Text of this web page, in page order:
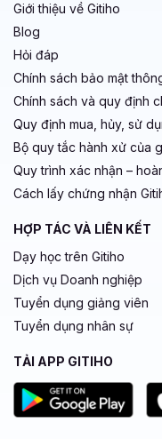
Giới thiệu về Gitiho
Blog
Hỏi đáp
Chính sách bảo mật
Chính sách và quy định
Quy định mua, hủy, sử
Bộ quy tắc hành xử của
Quy trình xác nhận –
Cách lấy chứng nhận
HỢP TÁC VÀ LIÊN KẾT
Dạy học trên Gitiho
Dịch vụ Doanh nghiệp
Tuyển dụng giảng viên
Tuyển dụng nhân sự
TẢI APP GITIHO